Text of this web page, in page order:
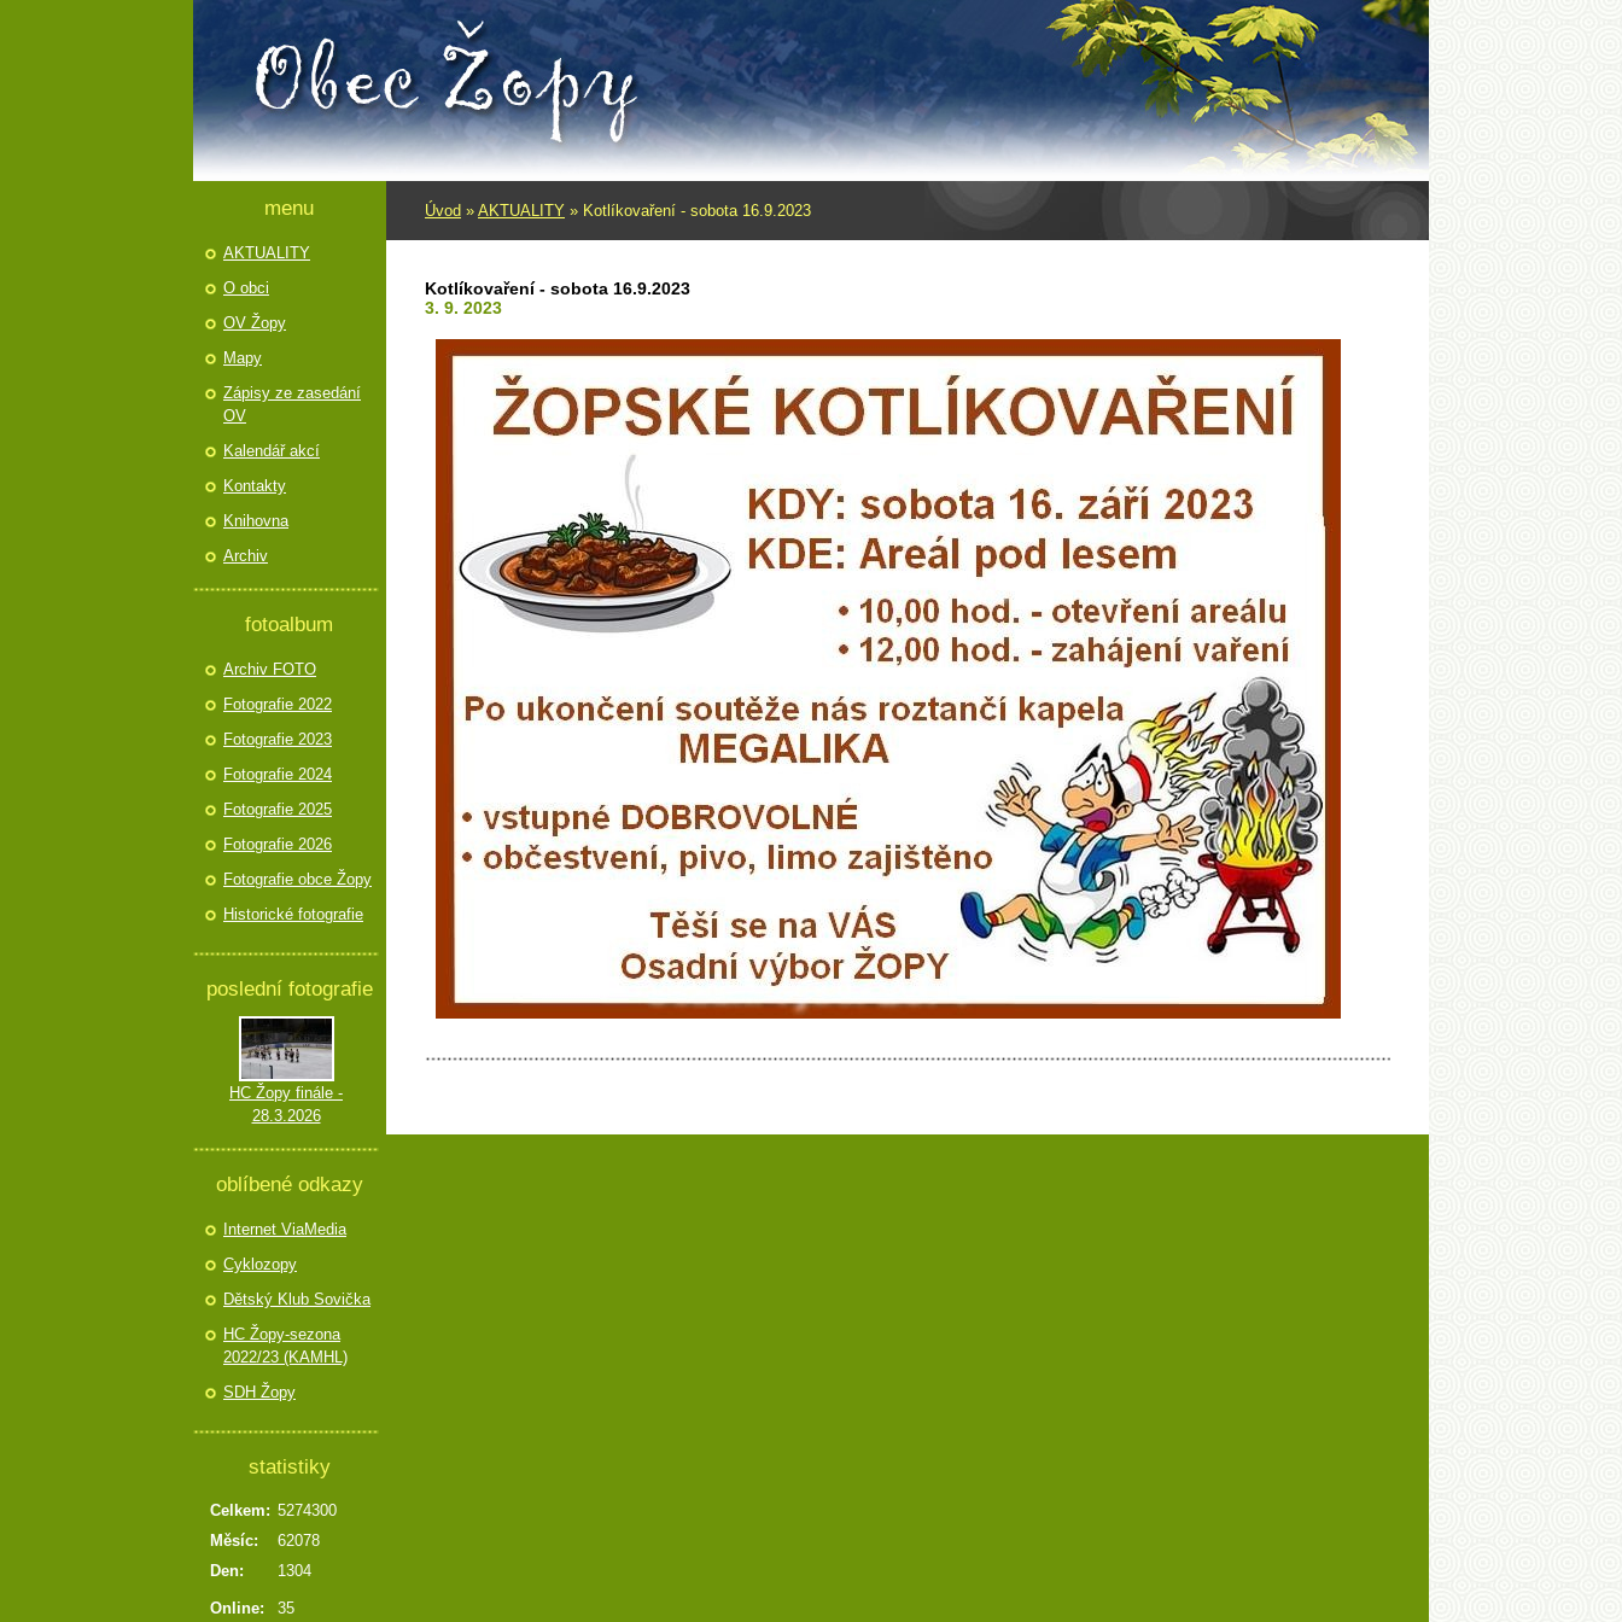
Úvod » AKTUALITY » Kotlíkovaření - sobota 16.9.2023
Kotlíkovaření - sobota 16.9.2023
3. 9. 2023
menu
AKTUALITY
O obci
OV Žopy
Mapy
Zápisy ze zasedání
OV
Kalendář akcí
Kontakty
Knihovna
Archiv
fotoalbum
Archiv FOTO
Fotografie 2022
Fotografie 2023
Fotografie 2024
Fotografie 2025
Fotografie 2026
Fotografie obce Žopy
Historické fotografie
poslední fotografie
HC Žopy finále -
28.3.2026
oblíbené odkazy
Internet ViaMedia
Cyklozopy
Dětský Klub Sovička
HC Žopy-sezona
2022/23 (KAMHL)
SDH Žopy
statistiky
Online: 35
Celkem: 5274300
Měsíc:
62078
Den:
1304